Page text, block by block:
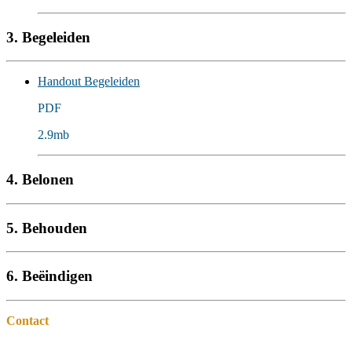
3. Begeleiden
Handout Begeleiden
PDF
2.9mb
4. Belonen
5. Behouden
6. Beëindigen
Contact